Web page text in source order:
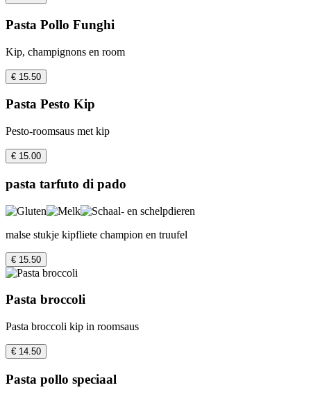
Pasta Pollo Funghi
Kip, champignons en room
€ 15.50
Pasta Pesto Kip
Pesto-roomsaus met kip
€ 15.00
pasta tarfuto di pado
malse stukje kipfliete champion en truufel
€ 15.50
Pasta broccoli
Pasta broccoli kip in roomsaus
€ 14.50
Pasta pollo speciaal